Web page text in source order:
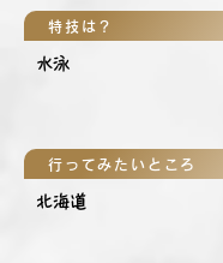
特技は？
水泳
行ってみたいところ
北海道